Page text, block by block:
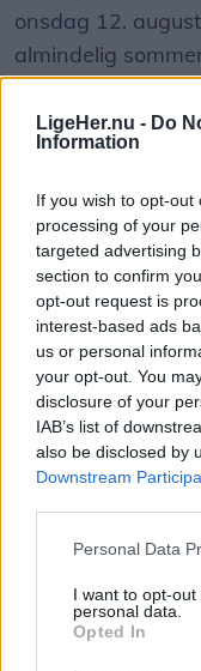
LigeHer.nu - Do
Information
If you wish to opt-
processing of your
targeted advertising
section to confirm
opt-out request is
interest-based ads
us or personal
your opt-out. You
disclosure of your
IAB’s list of
also be disclosed by
Downstream
Personal Data
I want to opt-
personal data.
Opted In
onsdag 12.
almindelig
Nordjyder får
kraftigste delvise
Over hele landet
Solen, og
befinder sig, vil
være dækket.
Det oplyser
Formørkelsen
at opleve
For mange